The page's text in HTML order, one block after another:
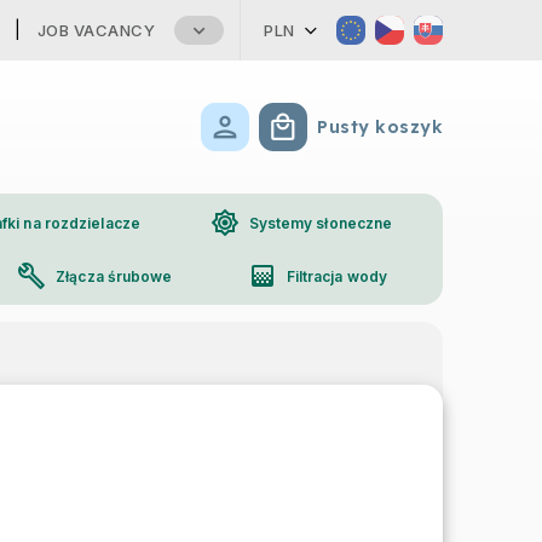
JOB VACANCY PLN
Koszyk
Pusty koszyk
na rozdzielacze brightness_high Systemy słoneczne
build Złącza śrubowe gradient Filtracja wody